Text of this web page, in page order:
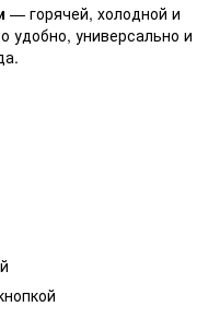
— горячей, холодной и
удобно, универсально и